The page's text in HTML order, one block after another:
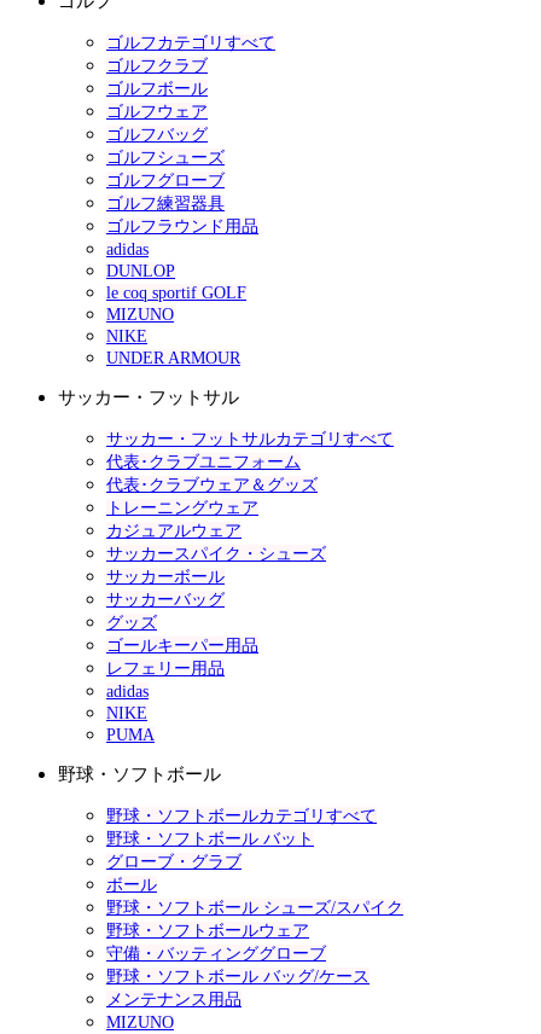
ゴルフカテゴリすべて
ゴルフクラブ
ゴルフボール
ゴルフウェア
ゴルフバッグ
ゴルフシューズ
ゴルフグローブ
ゴルフ練習器具
ゴルフラウンド用品
adidas
DUNLOP
le coq sportif GOLF
MIZUNO
NIKE
UNDER ARMOUR
サッカー・フットサル
サッカー・フットサルカテゴリすべて
代表･クラブユニフォーム
代表･クラブウェア＆グッズ
トレーニングウェア
カジュアルウェア
サッカースパイク・シューズ
サッカーボール
サッカーバッグ
グッズ
ゴールキーパー用品
レフェリー用品
adidas
NIKE
PUMA
野球・ソフトボール
野球・ソフトボールカテゴリすべて
野球・ソフトボール バット
グローブ・グラブ
ボール
野球・ソフトボール シューズ/スパイク
野球・ソフトボールウェア
守備・バッティンググローブ
野球・ソフトボール バッグ/ケース
メンテナンス用品
MIZUNO